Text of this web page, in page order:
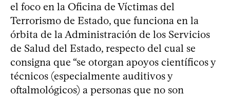
el foco en la Oficina de Víctimas del
Terrorismo de Estado, que funciona en la
órbita de la Administración de los Servicios
de Salud del Estado, respecto del cual se
consigna que “se otorgan apoyos científicos y
técnicos (especialmente auditivos y
oftalmológicos) a personas que no son